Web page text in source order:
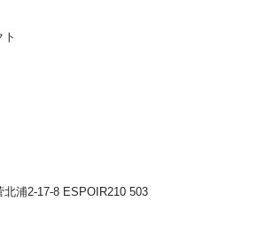
浦2-17-8 ESPOIR210 503